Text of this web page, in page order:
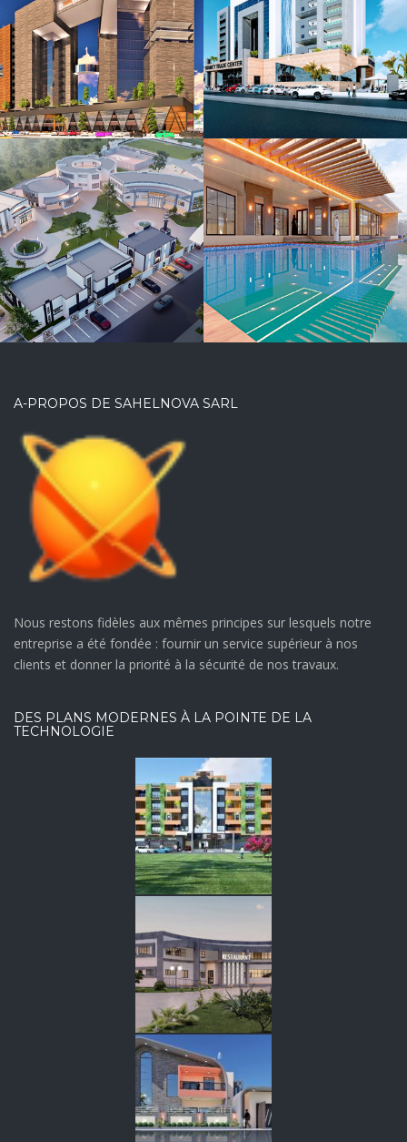
construction
d’un
immeuble
R+10 à
BANIZOUMBOU
RESIDENCE
HAUT
STANDING
A-PROPOS DE SAHELNOVA SARL
Nous restons fidèles aux mêmes principes sur lesquels notre
entreprise a été fondée : fournir un service supérieur à nos
clients et donner la priorité à la sécurité de nos travaux.
DES PLANS MODERNES À LA POINTE DE LA
TECHNOLOGIE